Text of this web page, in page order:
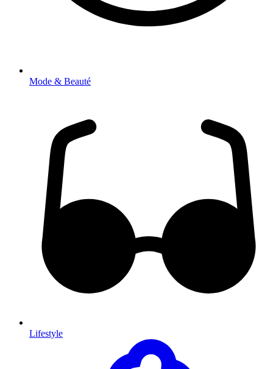
Mode & Beauté
Lifestyle